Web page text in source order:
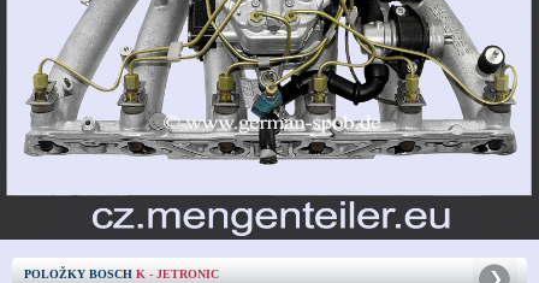
POLOŽKY BOSCH K - JETRONIC
Sprache: cz